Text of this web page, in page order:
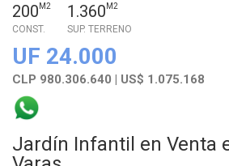
200 M2
CONST.
1.360 M2
SUP. TERRENO
UF 24.000
CLP 980.306.640 | US$ 1.075.168
Jardín Infantil en Venta